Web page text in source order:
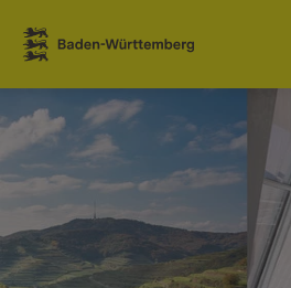
Zum Inhalt springen
Link zur Startseite